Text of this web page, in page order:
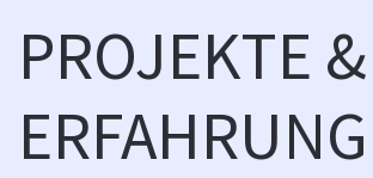
PROJEKTE &
ERFAHRUNG